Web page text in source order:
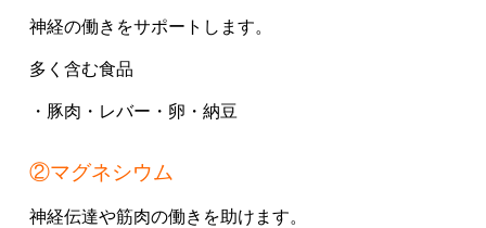
神経の働きをサポートします。
多く含む食品
・豚肉 ・レバー ・卵 ・納豆
②マグネシウム
神経伝達や筋肉の働きを助けます。